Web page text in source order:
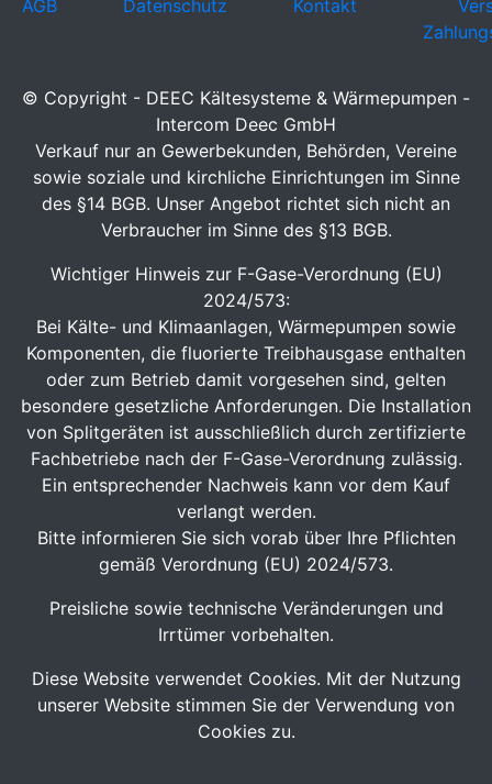
AGB Datenschutz Kontakt
© Copyright - DEEC Kältesysteme & Wärmepumpen -
Intercom Deec GmbH
Verkauf nur an Gewerbekunden, Behörden, Vereine
sowie soziale und kirchliche Einrichtungen im Sinne
des §14 BGB. Unser Angebot richtet sich nicht an
Verbraucher im Sinne des §13 BGB.
Wichtiger Hinweis zur F-Gase-Verordnung (EU)
2024/573:
Bei Kälte- und Klimaanlagen, Wärmepumpen sowie
Komponenten, die fluorierte Treibhausgase enthalten
oder zum Betrieb damit vorgesehen sind, gelten
besondere gesetzliche Anforderungen. Die Installation
von Splitgeräten ist ausschließlich durch zertifizierte
Fachbetriebe nach der F-Gase-Verordnung zulässig.
Ein entsprechender Nachweis kann vor dem Kauf
verlangt werden.
Bitte informieren Sie sich vorab über Ihre Pflichten
gemäß Verordnung (EU) 2024/573.
Preisliche sowie technische Veränderungen und
Irrtümer vorbehalten.
Diese Website verwendet Cookies. Mit der Nutzung
unserer Website stimmen Sie der Verwendung von
Cookies zu.